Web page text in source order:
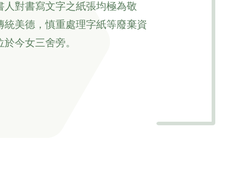
對書寫文字之紙張均極為敬
美德，慎重處理字紙等廢棄資
今女三舍旁。